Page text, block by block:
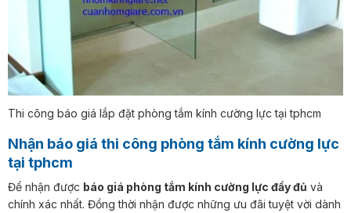
Thi công báo giá lắp đặt phòng tắm kính cường lực tại tphcm
Nhận báo giá thi công phòng tắm kính cường lực
tại tphcm
Để nhận được báo giá phòng tắm kính cường lực đầy đủ và
chính xác nhất. Đồng thời nhận được những ưu đãi tuyệt vời dành